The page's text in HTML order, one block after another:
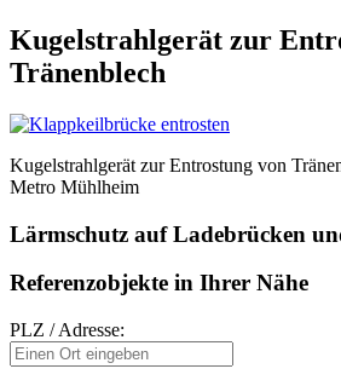
Kugelstrahlgerät zur
Tränenblech
Kugelstrahlgerät zur Entrostung von
Metro Mühlheim
Lärmschutz auf Ladebrücken
Referenzobjekte in Ihrer Nähe
PLZ / Adresse: